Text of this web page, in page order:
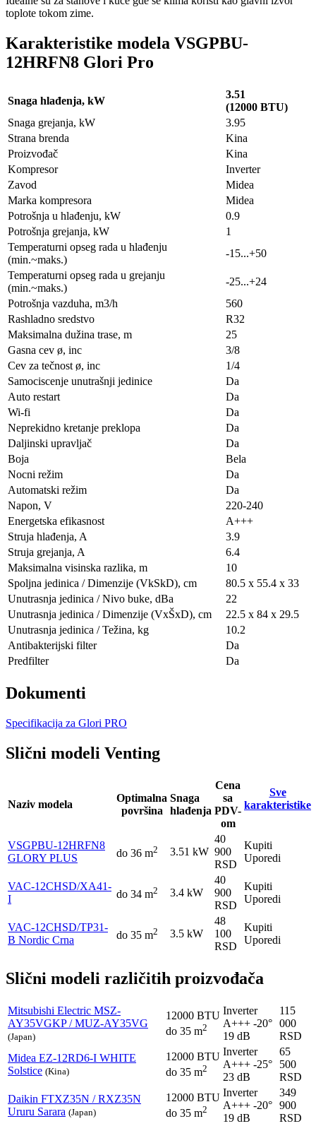
toplote tokom zime.
Karakteristike modela VSGPBU-
12HRFN8 Glori Pro
Snaga hlađenja, kW
3.51
(12000 BTU)
Snaga grejanja, kW
3.95
Strana brenda
Kina
Proizvođač
Kina
Kompresor
Inverter
Zavod
Midea
Marka kompresora
Midea
Potrošnja u hlađenju, kW
0.9
Potrošnja grejanja, kW
1
Temperaturni opseg rada u hlađenju
(min.~maks.)
-15...+50
Temperaturni opseg rada u grejanju
(min.~maks.)
-25...+24
Potrošnja vazduha, m3/h
560
Rashladno sredstvo
R32
Maksimalna dužina trase, m
25
Gasna cev ø, inc
3/8
Cev za tečnost ø, inc
1/4
Samociscenje unutrašnji jedinice
Da
Auto restart
Da
Wi-fi
Da
Neprekidno kretanje preklopa
Da
Daljinski upravljač
Da
Boja
Bela
Nocni režim
Da
Automatski režim
Da
Napon, V
220-240
Energetska efikasnost
A+++
Struja hlađenja, A
3.9
Struja grejanja, A
6.4
Maksimalna visinska razlika, m
10
Spoljna jedinica / Dimenzije (VkSkD), сm
80.5 x 55.4 x 33
Unutrasnja jedinica / Nivo buke, dBa
22
Unutrasnja jedinica / Dimenzije (VxŠxD), сm
22.5 x 84 x 29.5
Unutrasnja jedinica / Težina, kg
10.2
Antibakterijski filter
Da
Predfilter
Da
Dokumenti
Specifikacija za Glori PRO
Slični modeli Venting
Naziv modela
Optimalna
površina
Snaga
hlađenja
Cena
sa
PDV-
om
Sve
karakteristike
VSGPBU-12HRFN8
GLORY PLUS
do 36 m2 3.51 kW
40
900
RSD
Kupiti
Uporedi
VAC-12CHSD/XA41-
I
do 34 m2 3.4 kW
40
900
RSD
Kupiti
Uporedi
VAC-12CHSD/TP31-
B Nordic Crna
do 35 m2 3.5 kW
48
100
RSD
Kupiti
Uporedi
Slični modeli različitih proizvođača
Mitsubishi Electric MSZ-
AY35VGKP / MUZ-AY35VG
(Japan)
12000 BTU
do 35 m2
Inverter
A+++ -20°
19 dB
115
000
RSD
Midea EZ-12RD6-I WHITE
Solstice (Kina)
12000 BTU
do 35 m2
Inverter
A+++ -25°
23 dB
65
500
RSD
Daikin FTXZ35N / RXZ35N
Ururu Sarara (Japan)
12000 BTU
do 35 m2
Inverter
A+++ -20°
19 dB
349
900
RSD